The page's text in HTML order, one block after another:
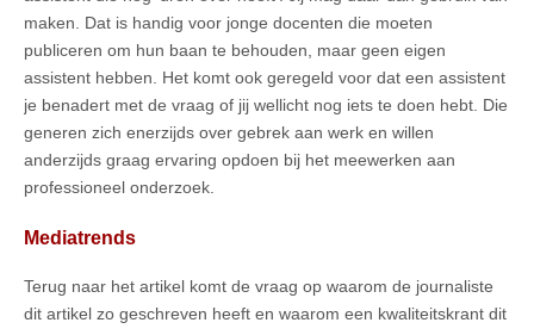
maken. Dat is handig voor jonge docenten die moeten
publiceren om hun baan te behouden, maar geen eigen
assistent hebben. Het komt ook geregeld voor dat een assistent
je benadert met de vraag of jij wellicht nog iets te doen hebt. Die
generen zich enerzijds over gebrek aan werk en willen
anderzijds graag ervaring opdoen bij het meewerken aan
professioneel onderzoek.
Mediatrends
Terug naar het artikel komt de vraag op waarom de journaliste
dit artikel zo geschreven heeft en waarom een kwaliteitskrant dit